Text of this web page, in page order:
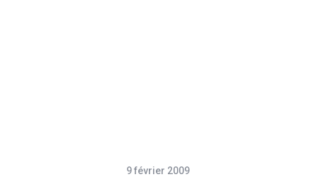
9 février 2009